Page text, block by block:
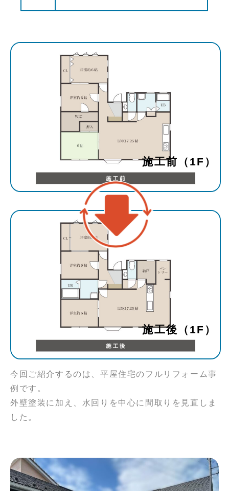
施工前（1F）
施工後（1F）
今回ご紹介するのは、平屋住宅のフルリフォーム事
例です。
外壁塗装に加え、水回りを中心に間取りを見直しま
した。